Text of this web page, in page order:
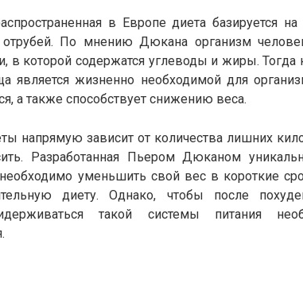
в Европе диета базируется
По мнению Дюкана организм
в которой содержатся углеводы и жиры. Тогда
является жизненно необходимой для
а также способствует снижению веса.
напрямую зависит от количества лишних
Разработанная Пьером Дюканом
уменьшить свой вес в короткие
диету. Однако, чтобы после
такой системы питания